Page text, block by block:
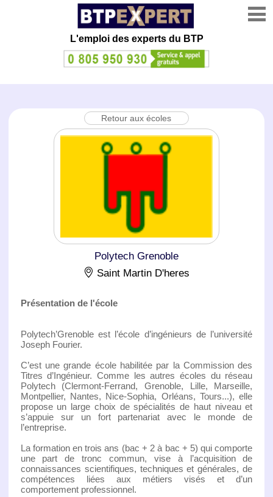
L'emploi des experts du BTP
Retour aux écoles
Polytech Grenoble
Saint Martin D'heres
Présentation de l'école
Polytech’Grenoble est l’école d’ingénieurs de l’université
Joseph Fourier.
C’est une grande école habilitée par la Commission des
Titres d’Ingénieur. Comme les autres écoles du réseau
Polytech (Clermont-Ferrand, Grenoble, Lille, Marseille,
Montpellier, Nantes, Nice-Sophia, Orléans, Tours...), elle
propose un large choix de spécialités de haut niveau et
s’appuie sur un fort partenariat avec le monde de
l’entreprise.
La formation en trois ans (bac + 2 à bac + 5) qui comporte
une part de tronc commun, vise à l’acquisition de
connaissances scientifiques, techniques et générales, de
compétences liées aux métiers visés et d’un
comportement professionnel.